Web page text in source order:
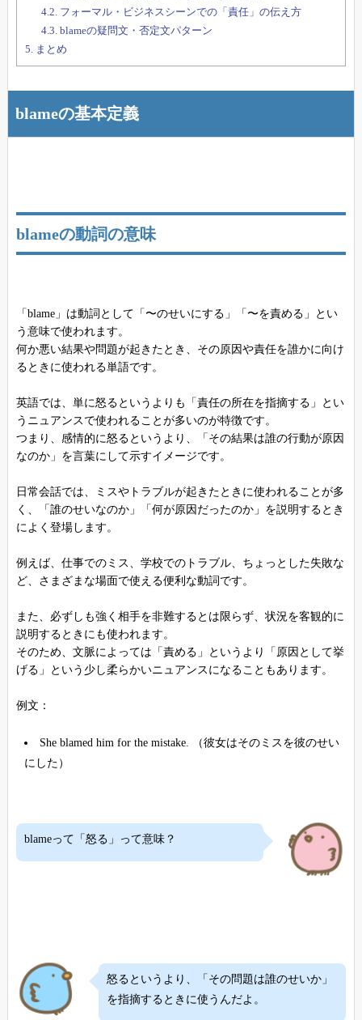
4.2. フォーマル・ビジネスシーンでの「責任」の伝え方
4.3. blameの疑問文・否定文パターン
5.
まとめ
blameの基本定義
blameの動詞の意味
「blame」は動詞として「〜のせいにする」「〜を責める」とい
う意味で使われます。
何か悪い結果や問題が起きたとき、その原因や責任を誰かに向け
るときに使われる単語です。
英語では、単に怒るというよりも「責任の所在を指摘する」とい
うニュアンスで使われることが多いのが特徴です。
つまり、感情的に怒るというより、「その結果は誰の行動が原因
なのか」を言葉にして示すイメージです。
日常会話では、ミスやトラブルが起きたときに使われることが多
く、「誰のせいなのか」「何が原因だったのか」を説明するとき
によく登場します。
例えば、仕事でのミス、学校でのトラブル、ちょっとした失敗な
ど、さまざまな場面で使える便利な動詞です。
また、必ずしも強く相手を非難するとは限らず、状況を客観的に
説明するときにも使われます。
そのため、文脈によっては「責める」というより「原因として挙
げる」という少し柔らかいニュアンスになることもあります。
例文：
She blamed him for the mistake. （彼女はそのミスを彼のせい
にした）
blameって「怒る」って意味？
怒るというより、「その問題は誰のせいか」
を指摘するときに使うんだよ。